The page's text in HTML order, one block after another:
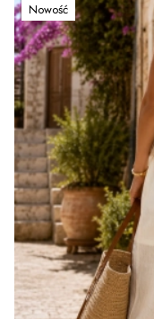
Nowość